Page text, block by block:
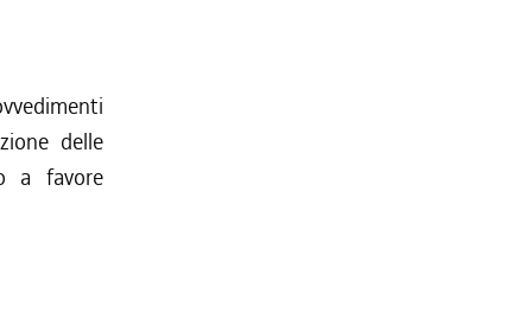
delle
a favore